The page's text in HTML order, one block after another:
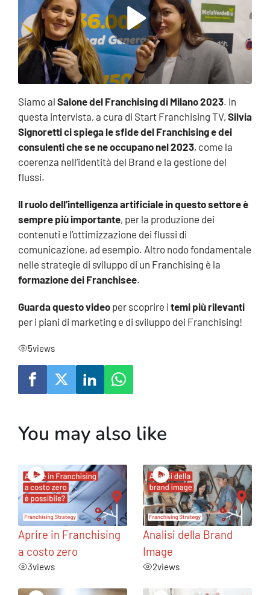
Siamo al Salone del Franchising di Milano 2023. In
questa intervista, a cura di Start Franchising TV, Silvia
Signoretti ci spiega le sfide del Franchising e dei
consulenti che se ne occupano nel 2023, come la
coerenza nell’identità del Brand e la gestione del
flussi.
Il ruolo dell’intelligenza artificiale in questo settore è
sempre più importante, per la produzione dei
contenuti e l’ottimizzazione dei flussi di
comunicazione, ad esempio. Altro nodo fondamentale
nelle strategie di sviluppo di un Franchising è la
formazione dei Franchisee.
Guarda questo video per scoprire i temi più rilevanti
per i piani di marketing e di sviluppo dei Franchising!
5views
You may also like
Aprire in Franchising
a costo zero
3views
Analisi della Brand
Image
2views